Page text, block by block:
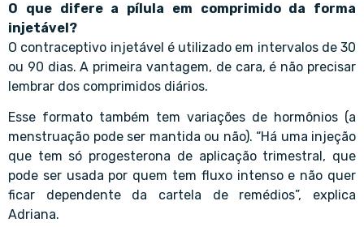
O que difere a pílula em comprimido da forma
injetável?
O contraceptivo injetável é utilizado em intervalos de 30
ou 90 dias. A primeira vantagem, de cara, é não precisar
lembrar dos comprimidos diários.
Esse formato também tem variações de hormônios (a
menstruação pode ser mantida ou não). “Há uma injeção
que tem só progesterona de aplicação trimestral, que
pode ser usada por quem tem fluxo intenso e não quer
ficar dependente da cartela de remédios”, explica
Adriana.